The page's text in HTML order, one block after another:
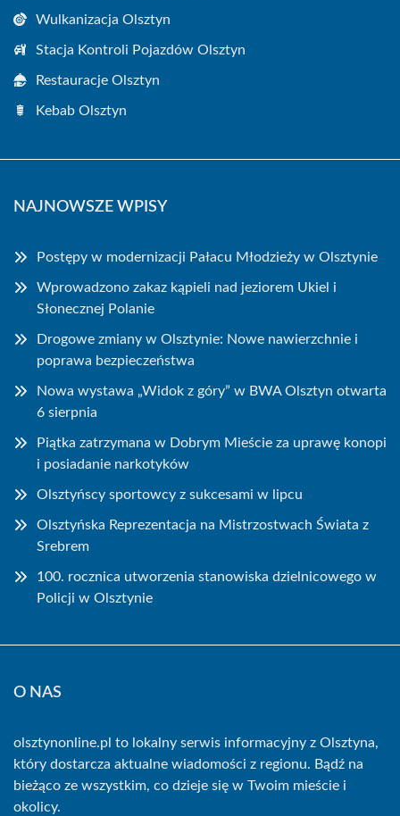
Wulkanizacja Olsztyn
Stacja Kontroli Pojazdów Olsztyn
Restauracje Olsztyn
Kebab Olsztyn
NAJNOWSZE WPISY
Postępy w modernizacji Pałacu Młodzieży w Olsztynie
Wprowadzono zakaz kąpieli nad jeziorem Ukiel i
Słonecznej Polanie
Drogowe zmiany w Olsztynie: Nowe nawierzchnie i
poprawa bezpieczeństwa
Nowa wystawa „Widok z góry” w BWA Olsztyn otwarta
6 sierpnia
Piątka zatrzymana w Dobrym Mieście za uprawę konopi
i posiadanie narkotyków
Olsztyńscy sportowcy z sukcesami w lipcu
Olsztyńska Reprezentacja na Mistrzostwach Świata z
Srebrem
100. rocznica utworzenia stanowiska dzielnicowego w
Policji w Olsztynie
O NAS
olsztynonline.pl to lokalny serwis informacyjny z Olsztyna,
który dostarcza aktualne wiadomości z regionu. Bądź na
bieżąco ze wszystkim, co dzieje się w Twoim mieście i
okolicy.